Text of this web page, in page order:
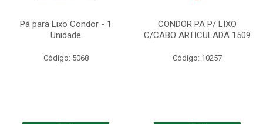
Pá para Lixo Condor - 1
Unidade
Código: 5068
CONDOR PA P/ LIXO
C/CABO ARTICULADA 1509
Código: 10257